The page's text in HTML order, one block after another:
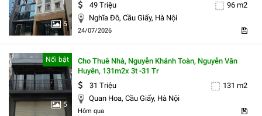
5
49 Triệu
96 m2
Nghĩa Đô, Cầu Giấy, Hà Nội
24/07/2026
5
Nổi bật
Cho Thuê Nhà, Nguyễn Khánh Toàn, Nguyễn Văn
Huyên, 131m2x 3t -31 Tr
31 Triệu
131 m2
Quan Hoa, Cầu Giấy, Hà Nội
Hôm qua